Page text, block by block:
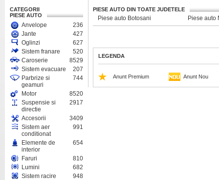
CATEGORII
PIESE AUTO
Anvelope
236
Jante
427
Oglinzi
627
Sistem franare
520
Caroserie
8529
Sistem evacuare
207
Parbrize si
geamuri
744
Motor
8520
Suspensie si
directie
2917
Accesorii
3409
Sistem aer
conditionat
991
Elemente de
interior
654
Faruri
810
Lumini
682
Sistem racire
948
PIESE AUTO DIN TOATE JUDETELE
Piese auto Botosani Piese auto
LEGENDA
Anunt Premium Anunt Nou